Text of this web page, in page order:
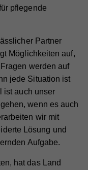
pflegende
Partner
Möglichkeiten auf,
werden auf
jede Situation ist
ist auch unser
wenn es auch
wir mit
Lösung und
Aufgabe.
hat das Land